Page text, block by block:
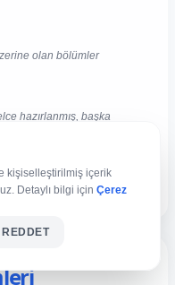
olan bölümler
hazırlanmış, başka
anlamı herkesin çok
kişiselleştirilmiş içerik
Detaylı bilgi için Çerez
REDDET